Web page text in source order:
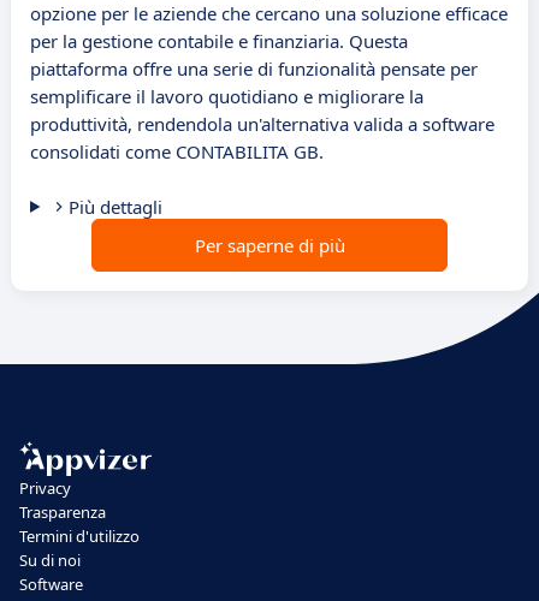
opzione per le aziende che cercano una soluzione efficace
per la gestione contabile e finanziaria. Questa
piattaforma offre una serie di funzionalità pensate per
semplificare il lavoro quotidiano e migliorare la
produttività, rendendola un'alternativa valida a software
consolidati come CONTABILITA GB.
Più dettagli
Per saperne di più
Privacy
Trasparenza
Termini d'utilizzo
Su di noi
Software